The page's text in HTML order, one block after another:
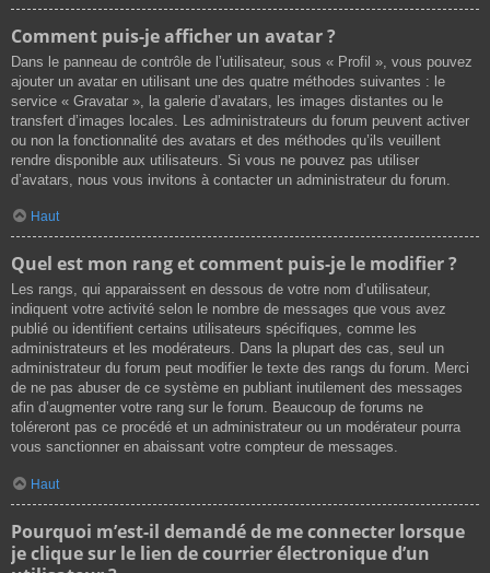
Comment puis-je afficher un avatar ?
Dans le panneau de contrôle de l’utilisateur, sous « Profil », vous pouvez
ajouter un avatar en utilisant une des quatre méthodes suivantes : le
service « Gravatar », la galerie d’avatars, les images distantes ou le
transfert d’images locales. Les administrateurs du forum peuvent activer
ou non la fonctionnalité des avatars et des méthodes qu’ils veuillent
rendre disponible aux utilisateurs. Si vous ne pouvez pas utiliser
d’avatars, nous vous invitons à contacter un administrateur du forum.
Haut
Quel est mon rang et comment puis-je le modifier ?
Les rangs, qui apparaissent en dessous de votre nom d’utilisateur,
indiquent votre activité selon le nombre de messages que vous avez
publié ou identifient certains utilisateurs spécifiques, comme les
administrateurs et les modérateurs. Dans la plupart des cas, seul un
administrateur du forum peut modifier le texte des rangs du forum. Merci
de ne pas abuser de ce système en publiant inutilement des messages
afin d’augmenter votre rang sur le forum. Beaucoup de forums ne
toléreront pas ce procédé et un administrateur ou un modérateur pourra
vous sanctionner en abaissant votre compteur de messages.
Haut
Pourquoi m’est-il demandé de me connecter lorsque
je clique sur le lien de courrier électronique d’un